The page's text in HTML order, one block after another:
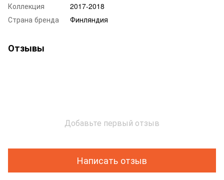
Коллекция
2017-2018
Страна бренда
Финляндия
Отзывы
Добавьте первый отзыв
Написать отзыв